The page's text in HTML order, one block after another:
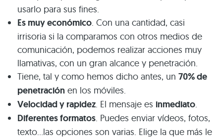
usarlo para sus fines.
Es muy económico . Con una cantidad, casi
irrisoria si la comparamos con otros medios de
comunicación, podemos realizar acciones muy
llamativas, con un gran alcance y penetración.
Tiene, tal y como hemos dicho antes, un 70% de
penetración en los móviles.
Velocidad y rapidez . El mensaje es inmediato
Diferentes formatos . Puedes enviar vídeos, fotos,
texto…las opciones son varias. Elige la que más le